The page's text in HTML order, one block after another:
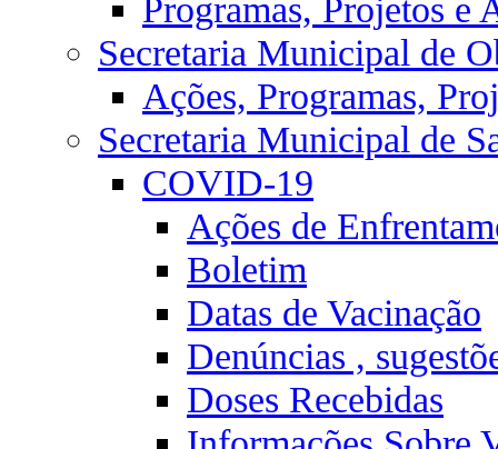
Programas, Projetos e
Secretaria Municipal de
Ações, Programas,
Secretaria Municipal de
COVID-19
Ações de
Boletim
Datas de Vacinação
Denúncias ,
Doses Recebidas